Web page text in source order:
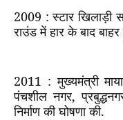
2009 :स्टार खिलाड़ी
राउंड में हार के बाद
2011 :मुख्यमंत्री
पंचशील नगर,
निर्माण की घोषणा की.